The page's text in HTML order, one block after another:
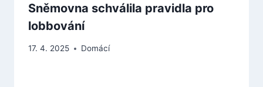
Sněmovna schválila pravidla pro
lobbování
17. 4. 2025 Domácí